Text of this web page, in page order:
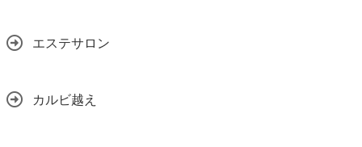
エステサロン
カルビ越え